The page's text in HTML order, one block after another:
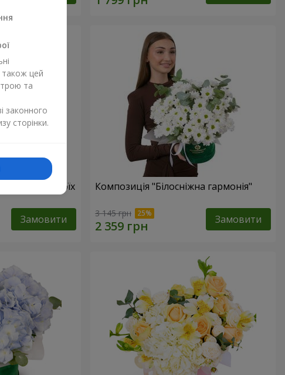
"Любов в твоїх
Замовити
Композиція "Білосніжна гармонія"
3 145 грн Замовити
також цей
та
законного
сторінки.